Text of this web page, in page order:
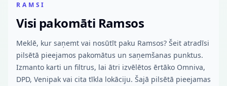
RAMSI
Visi pakomāti Ramsos
Meklē, kur saņemt vai nosūtīt paku Ramsos? Šeit atradīsi
pilsētā pieejamos pakomātus un saņemšanas punktus.
Izmanto karti un filtrus, lai ātri izvēlētos ērtāko Omniva,
DPD, Venipak vai cita tīkla lokāciju. Šajā pilsētā pieejamas